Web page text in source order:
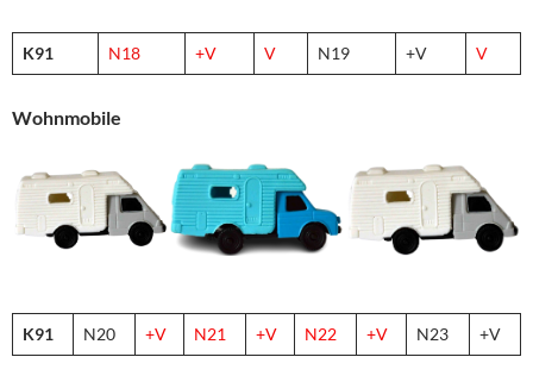
K91 N18 +V V N19 +V V
Wohnmobile
K91 N20 +V N21 +V N22 +V N23 +V